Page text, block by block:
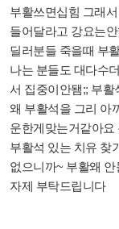
부활쓰면십힘 그래
들어달라고 강요는
딜러분들 죽을때 부
나는 분들도 대다수
서 집중이안됌;; 부활
왜 부활석을 그리 아
운한게맞는거같아요
부활석 있는 치유 찾
없으니까~ 부활왜
자제 부탁드립니다